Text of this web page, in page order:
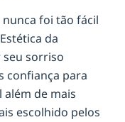
foi tão fácil
da
sorriso
confiança para
de mais
escolhido pelos